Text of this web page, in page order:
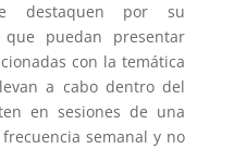
destaquen por su
puedan presentar
con la temática
a cabo dentro del
en sesiones de una
semanal y no